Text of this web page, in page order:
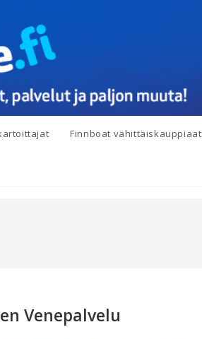
Finnboat vähittäiskauppiaat
Venepalvelu